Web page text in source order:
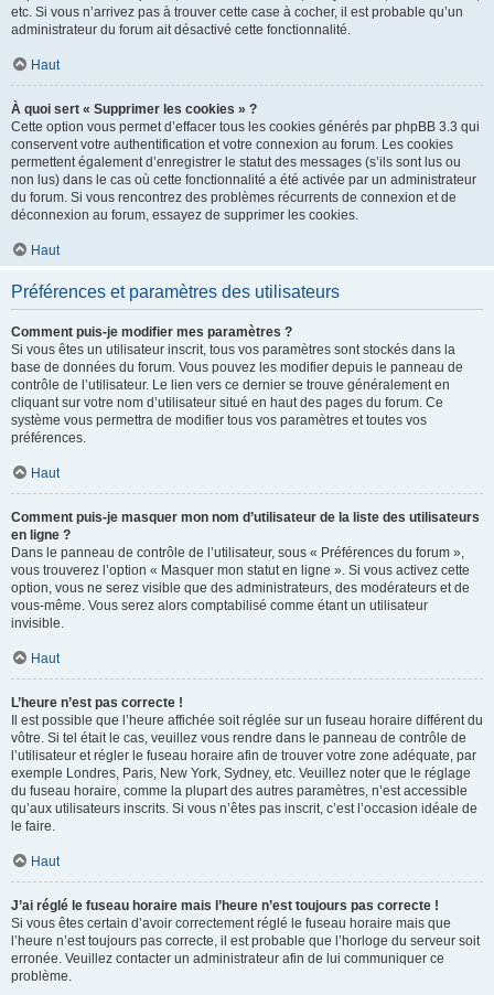
etc. Si vous n’arrivez pas à trouver cette case à cocher, il est probable qu’un
administrateur du forum ait désactivé cette fonctionnalité.
Haut
À quoi sert « Supprimer les cookies » ?
Cette option vous permet d’effacer tous les cookies générés par phpBB 3.3 qui
conservent votre authentification et votre connexion au forum. Les cookies
permettent également d’enregistrer le statut des messages (s’ils sont lus ou
non lus) dans le cas où cette fonctionnalité a été activée par un administrateur
du forum. Si vous rencontrez des problèmes récurrents de connexion et de
déconnexion au forum, essayez de supprimer les cookies.
Haut
Préférences et paramètres des utilisateurs
Comment puis-je modifier mes paramètres ?
Si vous êtes un utilisateur inscrit, tous vos paramètres sont stockés dans la
base de données du forum. Vous pouvez les modifier depuis le panneau de
contrôle de l’utilisateur. Le lien vers ce dernier se trouve généralement en
cliquant sur votre nom d’utilisateur situé en haut des pages du forum. Ce
système vous permettra de modifier tous vos paramètres et toutes vos
préférences.
Haut
Comment puis-je masquer mon nom d’utilisateur de la liste des utilisateurs
en ligne ?
Dans le panneau de contrôle de l’utilisateur, sous « Préférences du forum »,
vous trouverez l’option « Masquer mon statut en ligne ». Si vous activez cette
option, vous ne serez visible que des administrateurs, des modérateurs et de
vous-même. Vous serez alors comptabilisé comme étant un utilisateur
invisible.
Haut
L’heure n’est pas correcte !
Il est possible que l’heure affichée soit réglée sur un fuseau horaire différent du
vôtre. Si tel était le cas, veuillez vous rendre dans le panneau de contrôle de
l’utilisateur et régler le fuseau horaire afin de trouver votre zone adéquate, par
exemple Londres, Paris, New York, Sydney, etc. Veuillez noter que le réglage
du fuseau horaire, comme la plupart des autres paramètres, n’est accessible
qu’aux utilisateurs inscrits. Si vous n’êtes pas inscrit, c’est l’occasion idéale de
le faire.
Haut
J’ai réglé le fuseau horaire mais l’heure n’est toujours pas correcte !
Si vous êtes certain d’avoir correctement réglé le fuseau horaire mais que
l’heure n’est toujours pas correcte, il est probable que l’horloge du serveur soit
erronée. Veuillez contacter un administrateur afin de lui communiquer ce
problème.